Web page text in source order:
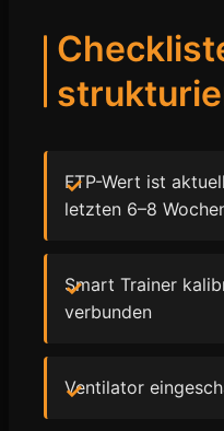
FTP-Wert ist
letzten 6–8
Smart Trainer
verbunden
Ventilator